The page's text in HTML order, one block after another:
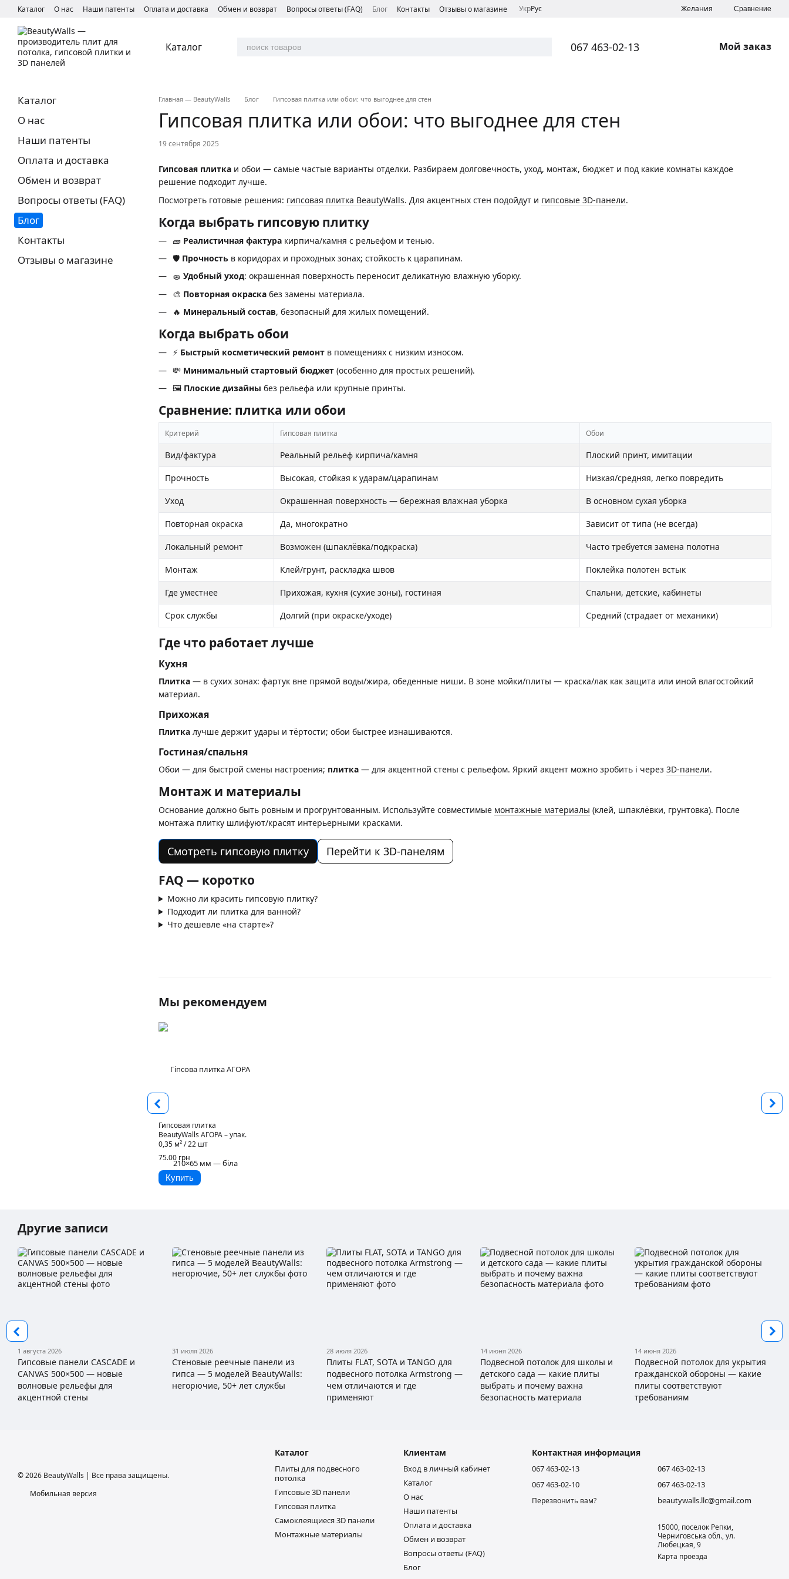
Перейти к основному контенту
Каталог О нас Наши патенты Оплата и доставка Обмен и возврат Вопросы ответы (FAQ) Блог Контакты Отзывы о магазине УкрРус Желания Сравнение
Каталог 067 463-02-13 Мой заказ
Главная — BeautyWalls Блог Гипсовая плитка или обои: что выгоднее для стен
Гипсовая плитка или обои: что выгоднее для стен
19 сентября 2025
Гипсовая плитка и обои — самые частые варианты отделки. Разбираем долговечность, уход, монтаж, бюджет и под какие комнаты каждое
решение подходит лучше.
Посмотреть готовые решения: гипсовая плитка BeautyWalls. Для акцентных стен подойдут и гипсовые 3D-панели.
Когда выбрать гипсовую плитку
🧱 Реалистичная фактура кирпича/камня с рельефом и тенью.
🛡️ Прочность в коридорах и проходных зонах; стойкость к царапинам.
🧽 Удобный уход: окрашенная поверхность переносит деликатную влажную уборку.
🎨 Повторная окраска без замены материала.
🔥 Минеральный состав, безопасный для жилых помещений.
Когда выбрать обои
⚡ Быстрый косметический ремонт в помещениях с низким износом.
💸 Минимальный стартовый бюджет (особенно для простых решений).
🖼️ Плоские дизайны без рельефа или крупные принты.
Сравнение: плитка или обои
Критерий Гипсовая плитка Обои
Вид/фактура Реальный рельеф кирпича/камня Плоский принт, имитации
Прочность Высокая, стойкая к ударам/царапинам Низкая/средняя, легко повредить
Уход Окрашенная поверхность — бережная влажная уборка В основном сухая уборка
Повторная окраска Да, многократно Зависит от типа (не всегда)
Локальный ремонт Возможен (шпаклёвка/подкраска) Часто требуется замена полотна
Монтаж Клей/грунт, раскладка швов Поклейка полотен встык
Где уместнее Прихожая, кухня (сухие зоны), гостиная Спальни, детские, кабинеты
Срок службы Долгий (при окраске/уходе) Средний (страдает от механики)
Где что работает лучше
Кухня
Плитка — в сухих зонах: фартук вне прямой воды/жира, обеденные ниши. В зоне мойки/плиты — краска/лак как защита или иной влагостойкий
материал.
Прихожая
Плитка лучше держит удары и тёртости; обои быстрее изнашиваются.
Гостиная/спальня
Обои — для быстрой смены настроения; плитка — для акцентной стены с рельефом. Яркий акцент можно зробить і через 3D-панели.
Монтаж и материалы
Основание должно быть ровным и прогрунтованным. Используйте совместимые монтажные материалы (клей, шпаклёвки, грунтовка). После
монтажа плитку шлифуют/красят интерьерными красками.
Смотреть гипсовую плитку Перейти к 3D-панелям
FAQ — коротко
Можно ли красить гипсовую плитку?
Подходит ли плитка для ванной?
Что дешевле «на старте»?
Мы рекомендуем
Гипсовая плитка
BeautyWalls АГОРА – упак.
0,35 м² / 22 шт
75.00 грн
Купить
Каталог
О нас
Наши патенты
Оплата и доставка
Обмен и возврат
Вопросы ответы (FAQ)
Блог
Контакты
Отзывы о магазине
Другие записи
1 августа 2026
Гипсовые панели CASCADE и
CANVAS 500×500 — новые
волновые рельефы для
акцентной стены
31 июля 2026
Стеновые реечные панели из
гипса — 5 моделей BeautyWalls:
негорючие, 50+ лет службы
28 июля 2026
Плиты FLAT, SOTA и TANGO для
подвесного потолка Armstrong —
чем отличаются и где
применяют
14 июня 2026
Подвесной потолок для школы и
детского сада — какие плиты
выбрать и почему важна
безопасность материала
14 июня 2026
Подвесной потолок для укрытия
гражданской обороны — какие
плиты соответствуют
требованиям
© 2026 BeautyWalls | Все права защищены.
Мобильная версия
Каталог
Плиты для подвесного
потолка
Гипсовые 3D панели
Гипсовая плитка
Самоклеящиеся 3D панели
Монтажные материалы
Клиентам
Вход в личный кабинет
Каталог
О нас
Наши патенты
Оплата и доставка
Обмен и возврат
Вопросы ответы (FAQ)
Блог
Контактная информация
067 463-02-13
067 463-02-10
Перезвонить вам?
067 463-02-13
067 463-02-13
beautywalls.llc@gmail.com
15000, поселок Репки,
Черниговська обл., ул.
Любецкая, 9
Карта проезда